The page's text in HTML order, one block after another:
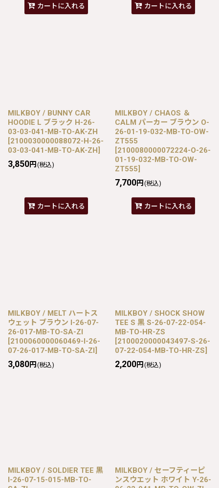
カートに入れる カートに入れる
MILKBOY / BUNNY CAR
HOODIE L ブラック H-26-
03-03-041-MB-TO-AK-ZH
[2100030000088072-H-26-
03-03-041-MB-TO-AK-ZH]
3,850円 (税込)
カートに入れる
MILKBOY / CHAOS ＆
CALM パーカー ブラウン O-
26-01-19-032-MB-TO-OW-
ZT555
[2100080000072224-O-26-
01-19-032-MB-TO-OW-
ZT555]
7,700円 (税込)
カートに入れる
MILKBOY / MELT ハートス
ウェット ブラウン I-26-07-
26-017-MB-TO-SA-ZI
[2100060000060469-I-26-
07-26-017-MB-TO-SA-ZI]
3,080円 (税込)
MILKBOY / SHOCK SHOW
TEE S 黒 S-26-07-22-054-
MB-TO-HR-ZS
[2100020000043497-S-26-
07-22-054-MB-TO-HR-ZS]
2,200円 (税込)
MILKBOY / SOLDIER TEE 黒
I-26-07-15-015-MB-TO-
MILKBOY / セーフティーピ
ンスウエット ホワイト Y-26-